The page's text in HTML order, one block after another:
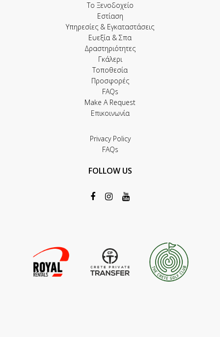
Το Ξενοδοχείο
Εστίαση
Υπηρεσίες & Εγκαταστάσεις
Ευεξία & Σπα
Δραστηριότητες
Γκάλερι
Τοποθεσία
Προσφορές
FAQs
Make A Request
Επικοινωνία
Privacy Policy
FAQs
FOLLOW US